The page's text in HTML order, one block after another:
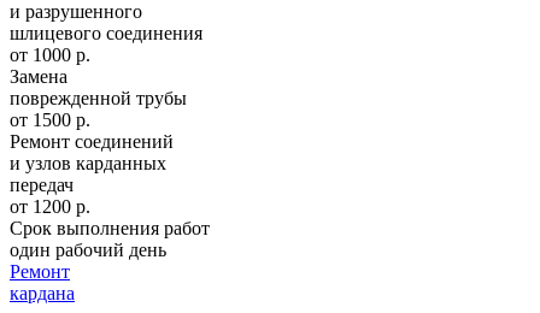
и разрушенного
шлицевого соединения
от 1000 р.
Замена
поврежденной трубы
от 1500 р.
Ремонт соединений
и узлов карданных
передач
от 1200 р.
Срок выполнения работ
один рабочий день
Ремонт
кардана